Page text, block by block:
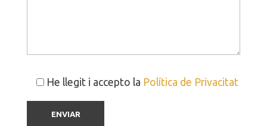
He llegit i accepto la Política de Privacitat